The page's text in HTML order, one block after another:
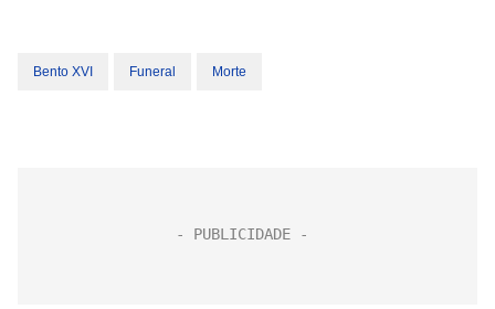
Bento XVI Funeral Morte